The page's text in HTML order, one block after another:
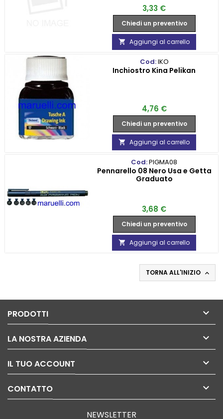
Prezzo
3,33 €
Chiedi un preventivo
 Aggiungi al carrello
Cod:IKO
Inchiostro Kina Pelikan
Prezzo
4,76 €
Chiedi un preventivo
 Aggiungi al carrello
Cod:PIGMA08
Pennarello 08 Nero Usa e Getta
Graduato
Prezzo
3,68 €
Chiedi un preventivo
 Aggiungi al carrello
TORNA ALL'INIZIO 
PRODOTTI 
LA NOSTRA AZIENDA 
IL TUO ACCOUNT 
CONTATTO 
NEWSLETTER